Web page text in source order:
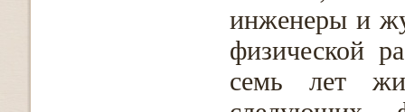
инженеры и
физической
семь лет